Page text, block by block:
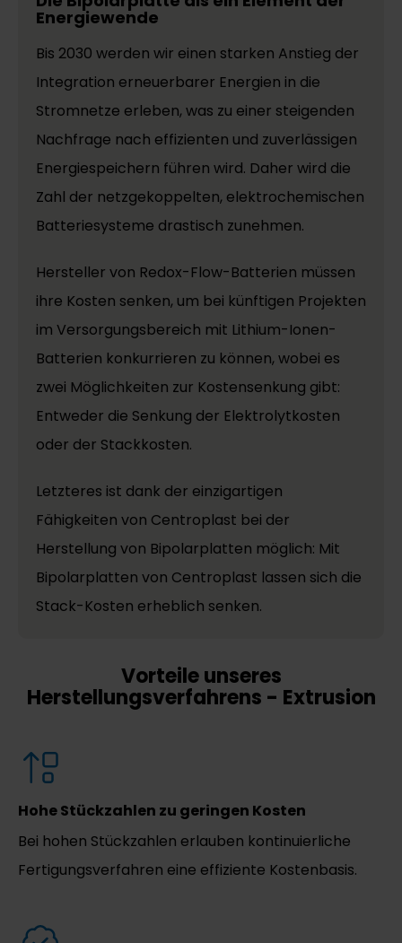
Energiewende
Bis 2030 werden wir einen starken Anstieg der
Integration erneuerbarer Energien in die
Stromnetze erleben, was zu einer steigenden
Nachfrage nach effizienten und zuverlässigen
Energiespeichern führen wird. Daher wird die
Zahl der netzgekoppelten, elektrochemischen
Batteriesysteme drastisch zunehmen.
Hersteller von Redox-Flow-Batterien müssen
ihre Kosten senken, um bei künftigen Projekten
im Versorgungsbereich mit Lithium-Ionen-
Batterien konkurrieren zu können, wobei es
zwei Möglichkeiten zur Kostensenkung gibt:
Entweder die Senkung der Elektrolytkosten
oder der Stackkosten.
Letzteres ist dank der einzigartigen
Fähigkeiten von Centroplast bei der
Herstellung von Bipolarplatten möglich: Mit
Bipolarplatten von Centroplast lassen sich die
Stack-Kosten erheblich senken.
Vorteile unseres
Herstellungsverfahrens - Extrusion
Hohe Stückzahlen zu geringen Kosten
Bei hohen Stückzahlen erlauben kontinuierliche
Fertigungsverfahren eine effiziente Kostenbasis.